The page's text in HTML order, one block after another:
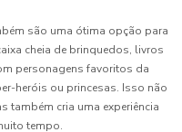
são uma ótima opção para
cheia de brinquedos, livros
personagens favoritos da
heróis ou princesas. Isso não
também cria uma experiência
tempo.